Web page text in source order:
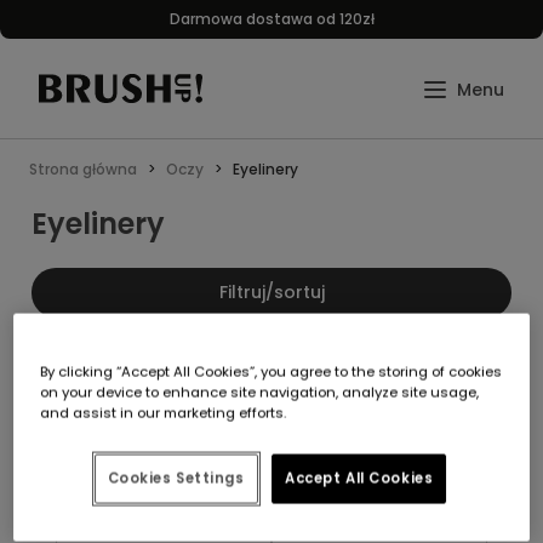
Darmowa dostawa od 120zł
Strona główna Oczy Eyelinery
Eyelinery
Filtruj/sortuj
promocja
Ups... zaraz wracam
promocja
Ups... zaraz wracam
By clicking “Accept All Cookies”, you agree to the storing of cookies
on your device to enhance site navigation, analyze site usage,
and assist in our marketing efforts.
Accept All Cookies
Cookies Settings